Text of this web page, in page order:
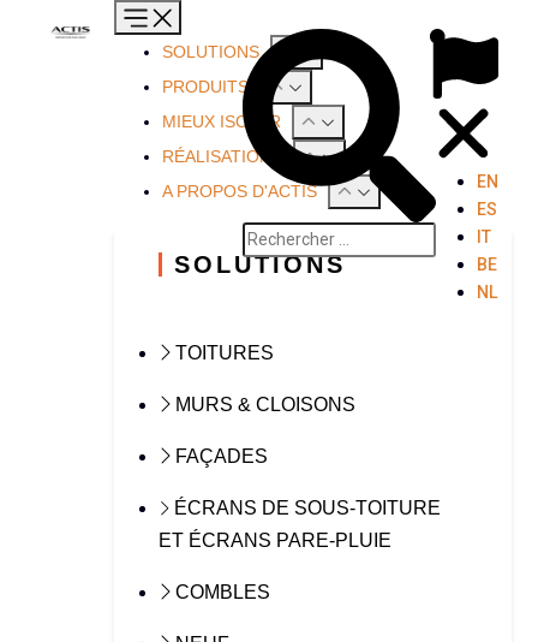
SOLUTIONS
PRODUITS
MIEUX ISOLER
RÉALISATIONS
A PROPOS D'ACTIS
SOLUTIONS
TOITURES
MURS & CLOISONS
FAÇADES
ÉCRANS DE SOUS-TOITURE
ET ÉCRANS PARE-PLUIE
COMBLES
EN
ES
IT
BE
NL